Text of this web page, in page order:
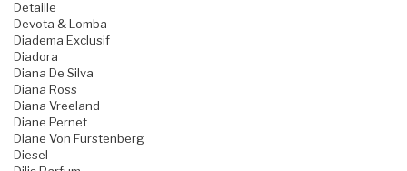
Detaille
Devota & Lomba
Diadema Exclusif
Diadora
Diana De Silva
Diana Ross
Diana Vreeland
Diane Pernet
Diane Von Furstenberg
Diesel